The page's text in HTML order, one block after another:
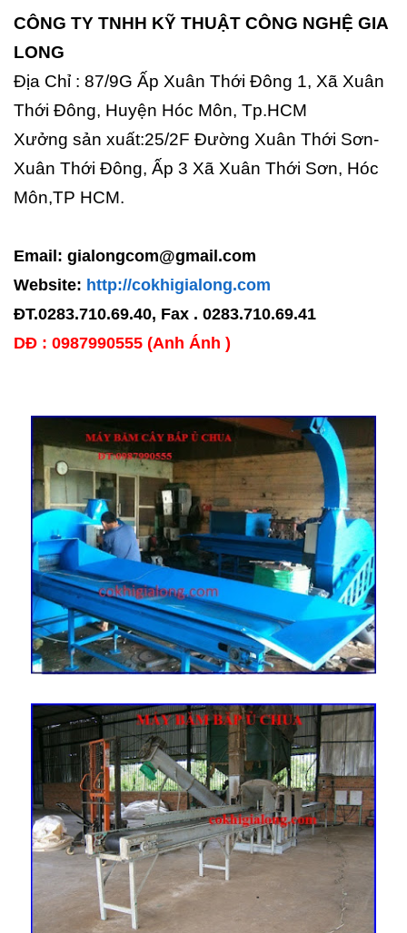
CÔNG TY TNHH KỸ THUẬT CÔNG NGHỆ GIA
LONG
Địa Chỉ : 87/9G Ấp Xuân Thới Đông 1, Xã Xuân
Thới Đông, Huyện Hóc Môn, Tp.HCM
Xưởng sản xuất:25/2F Đường Xuân Thới Sơn-
Xuân Thới Đông, Ấp 3 Xã Xuân Thới Sơn, Hóc
Môn,TP HCM.
Email: gialongcom@gmail.com
Website: http://cokhigialong.com
ĐT.0283.710.69.40, Fax . 0283.710.69.41
DĐ : 0987990555 (Anh Ánh )